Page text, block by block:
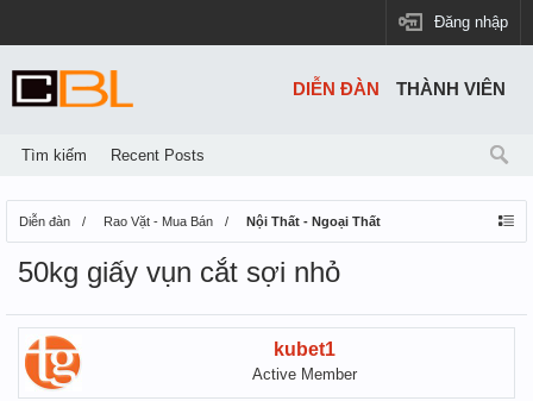
Đăng nhập
Diễn đàn Rao Vặt - Mua Bán Nội Thất - Ngoại Thất
50kg giấy vụn cắt sợi nhỏ
kubet1
Active Member
DIỄN ĐÀN
Tìm kiếm Recent Posts
THÀNH VIÊN